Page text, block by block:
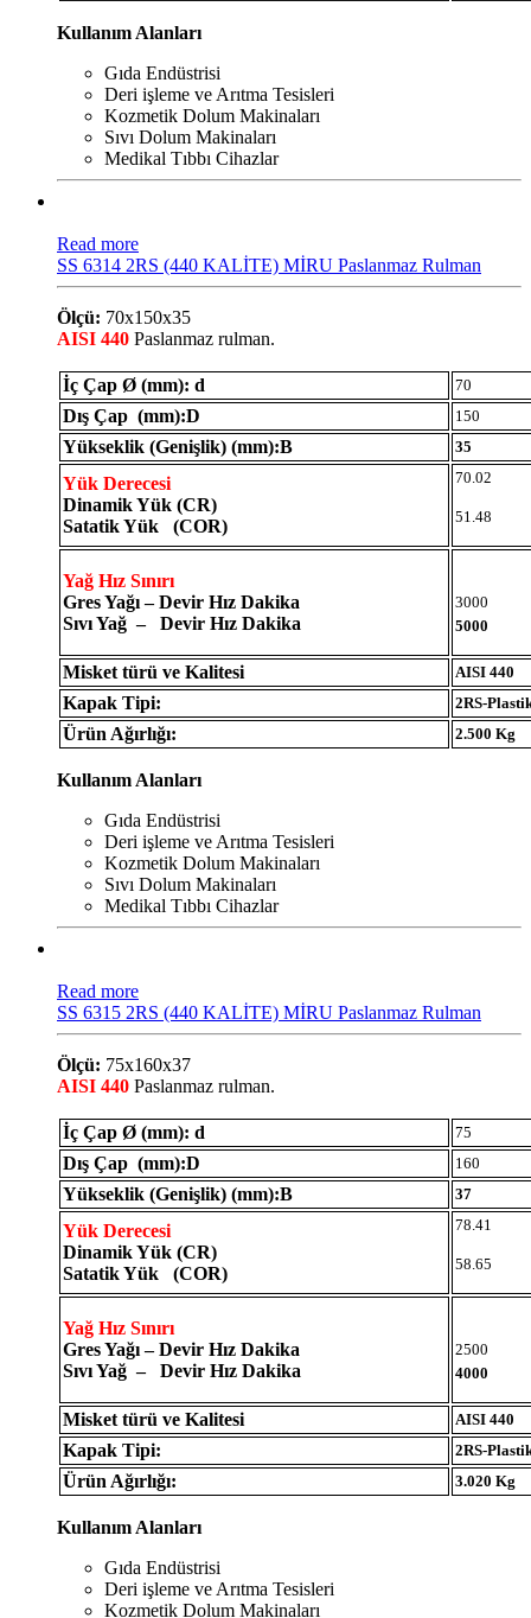
Kullanım Alanları
Gıda Endüstrisi
Deri işleme ve Arıtma Tesisleri
Kozmetik Dolum Makinaları
Sıvı Dolum Makinaları
Medikal Tıbbı Cihazlar
Read more
SS 6314 2RS (440 KALİTE) MİRU Paslanmaz Rulman
Ölçü: 70x150x35
AISI 440 Paslanmaz rulman.
İç Çap Ø (mm): d 70
Dış Çap (mm):D 150
Yükseklik (Genişlik) (mm):B 35
Yük Derecesi
Dinamik Yük (CR)
Satatik Yük (COR)
70.02
51.48
Yağ Hız Sınırı
Gres Yağı – Devir Hız Dakika
Sıvı Yağ – Devir Hız Dakika
3000
5000
Misket türü ve Kalitesi AISI 440
Kapak Tipi: 2RS-
Ürün Ağırlığı: 2.500 Kg
Kullanım Alanları
Gıda Endüstrisi
Deri işleme ve Arıtma Tesisleri
Kozmetik Dolum Makinaları
Sıvı Dolum Makinaları
Medikal Tıbbı Cihazlar
Read more
SS 6315 2RS (440 KALİTE) MİRU Paslanmaz Rulman
Ölçü: 75x160x37
AISI 440 Paslanmaz rulman.
İç Çap Ø (mm): d 75
Dış Çap (mm):D 160
Yükseklik (Genişlik) (mm):B 37
Yük Derecesi
Dinamik Yük (CR)
Satatik Yük (COR)
78.41
58.65
Yağ Hız Sınırı
Gres Yağı – Devir Hız Dakika
Sıvı Yağ – Devir Hız Dakika
2500
4000
Misket türü ve Kalitesi AISI 440
Kapak Tipi: 2RS-
Ürün Ağırlığı: 3.020 Kg
Kullanım Alanları
Gıda Endüstrisi
Deri işleme ve Arıtma Tesisleri
Kozmetik Dolum Makinaları